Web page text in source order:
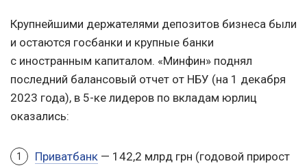
Крупнейшими держателями депозитов бизнеса были
и остаются госбанки и крупные банки
с иностранным капиталом. «Минфин» поднял
последний балансовый отчет от НБУ (на 1 декабря
2023 года), в 5-ке лидеров по вкладам юрлиц
оказались:
Приватбанк — 142,2 млрд грн (годовой прирост